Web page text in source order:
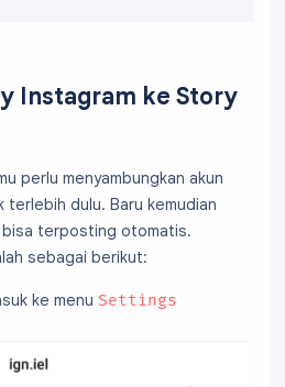
Instagram ke Story
perlu menyambungkan akun
terlebih dulu. Baru kemudian
terposting otomatis.
sebagai berikut:
ke menu Settings